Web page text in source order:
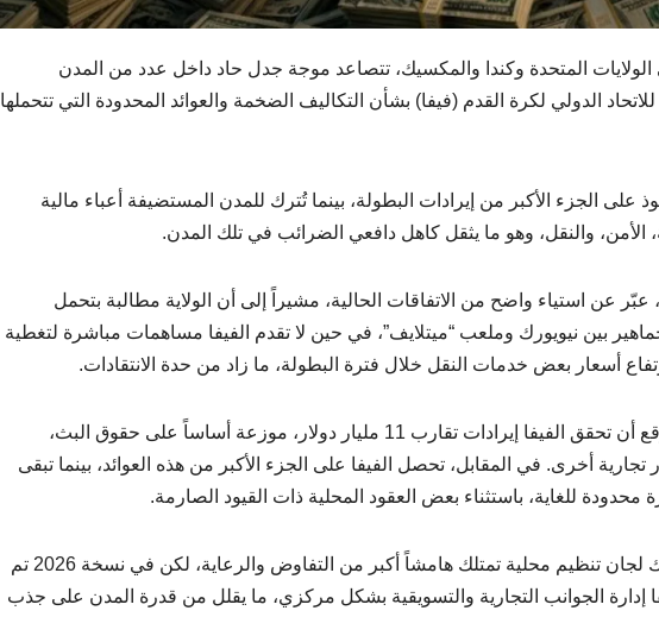
اقتراب انطلاق كأس العالم 2026 في الولايات المتحدة وكندا والمكسيك، تتصاعد موجة جدل حاد داخل عدد من المدن
الدولي لكرة القدم (فيفا) بشأن التكاليف الضخمة والعوائد المحدودة التي تتحملها
على الجزء الأكبر من إيرادات البطولة، بينما تُترك للمدن المستضيفة أعباء مالية
الأمن، والنقل، وهو ما يثقل كاهل دافعي الضرائب في تلك المدن.
عن استياء واضح من الاتفاقات الحالية، مشيراً إلى أن الولاية مطالبة بتحمل
بين نيويورك وملعب “ميتلايف”، في حين لا تقدم الفيفا مساهمات مباشرة لتغطية
أسعار بعض خدمات النقل خلال فترة البطولة، ما زاد من حدة الانتقادات.
وفق التقديرات المالية المرتبطة بالبطولة، يتوقع أن تحقق الفيفا إيرادات تقارب 11 مليار دولار، موزعة أساساً على حقوق البث،
تجارية أخرى. في المقابل، تحصل الفيفا على الجزء الأكبر من هذه العوائد، بينما تبقى
للغاية، باستثناء بعض العقود المحلية ذات القيود الصارمة.
في النسخ السابقة من كأس العالم، كانت هناك لجان تنظيم محلية تمتلك هامشاً أكبر من التفاوض والرعاية، لكن في نسخة 2026 تم
إدارة الجوانب التجارية والتسويقية بشكل مركزي، ما يقلل من قدرة المدن على جذب